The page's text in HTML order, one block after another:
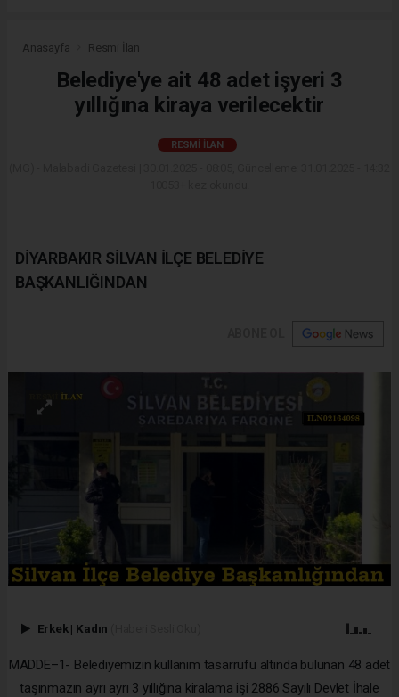
Anasayfa Resmi İlan
Belediye'ye ait 48 adet işyeri 3
yıllığına kiraya verilecektir
RESMI İLAN
DİYARBAKIR SİLVAN İLÇE BELEDİYE
BAŞKANLIĞINDAN
Erkek | Kadın
MADDE–1- Belediyemizin kullanım tasarrufu altında bulunan 48 adet
taşınmazın ayrı ayrı 3 yıllığına kiralama işi 2886 Sayılı Devlet İhale